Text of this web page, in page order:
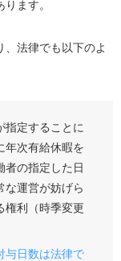
ます。
、法律でも以下のよ
指定することに
年次有給休暇を
者の指定した日
な運営が妨げら
権利（時季変更
与日数は法律で